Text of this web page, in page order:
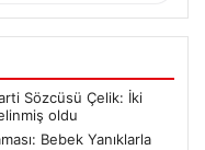
Sözcüsü Çelik: İki
oldu
Bebek Yanıklarla